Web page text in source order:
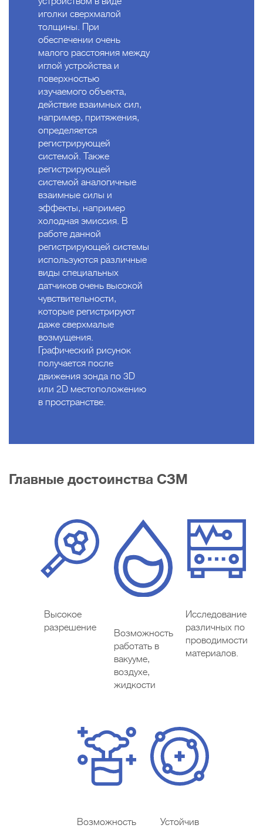
иголки сверхмалой
толщины. При
обеспечении очень
малого расстояния между
иглой устройства и
поверхностью
изучаемого объекта,
действие взаимных сил,
например, притяжения,
определяется
регистрирующей
системой. Также
регистрирующей
системой аналогичные
взаимные силы и
эффекты, например
холодная эмиссия. В
работе данной
регистрирующей системы
используются различные
виды специальных
датчиков очень высокой
чувствительности,
которые регистрируют
даже сверхмалые
возмущения.
Графический рисунок
получается после
движения зонда по 3D
или 2D местоположению
в пространстве.
Главные достоинства СЗМ
Высокое
разрешение
Возможность
работать в
вакууме,
воздухе,
жидкости
Исследование
различных по
проводимости
материалов.
Возможность
Устойчив